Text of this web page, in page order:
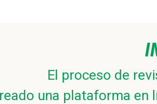
El proceso de
una plataforma en